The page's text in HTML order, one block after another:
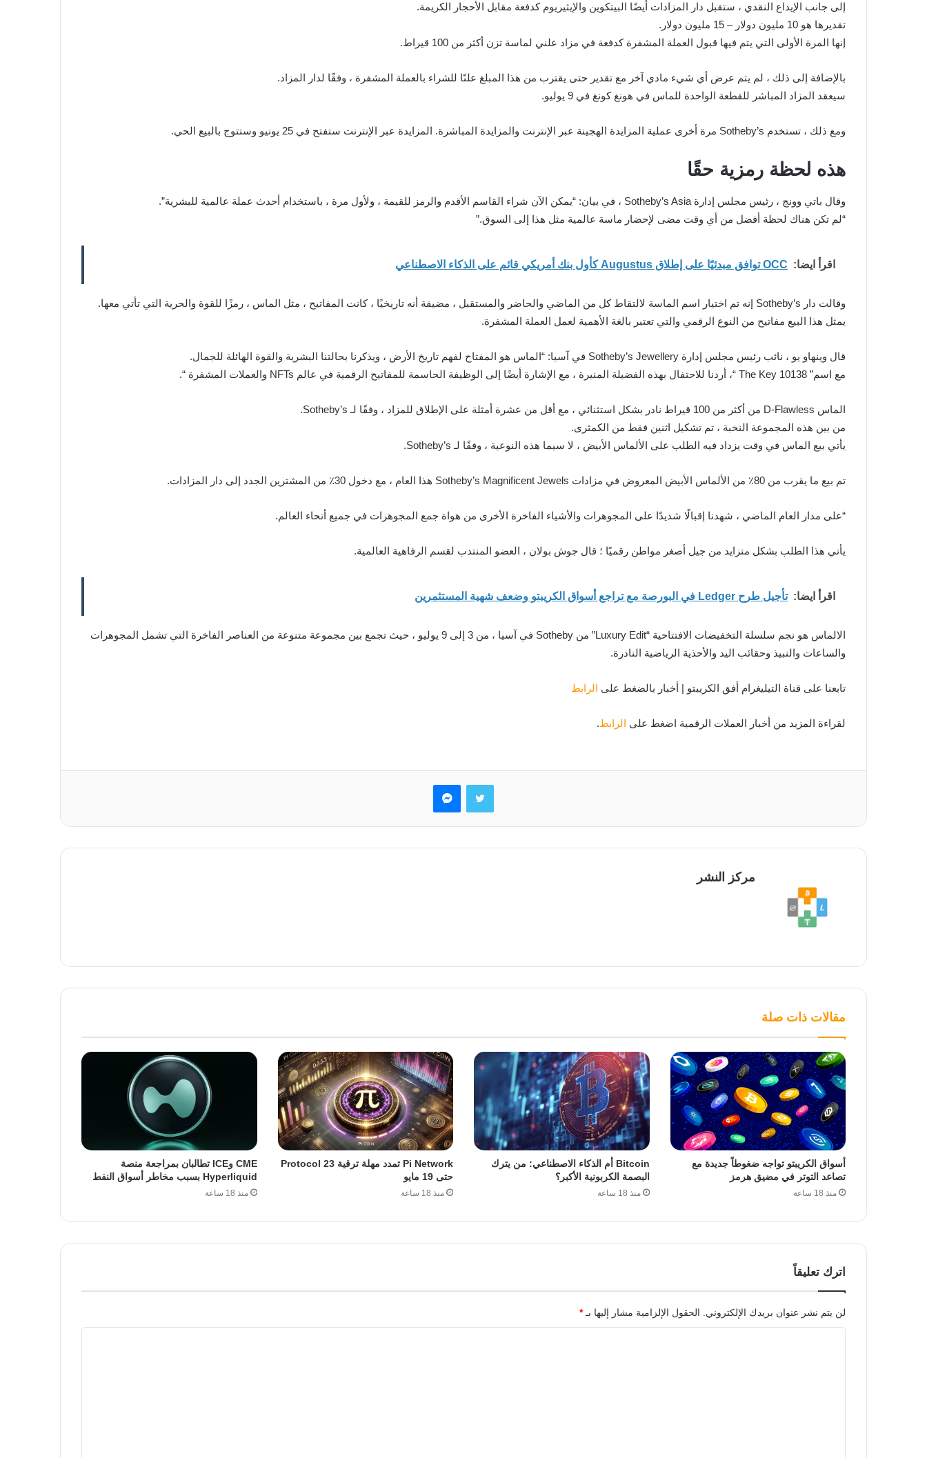
إلى جانب الإيداع النقدي ، ستقبل دار المزادات أيضًا البيتكوين والإيثيريوم كدفعة مقابل الأحجار الكريمة.
تقديرها هو 10 مليون دولار – 15 مليون دولار.
إنها المرة الأولى التي يتم فيها قبول العملة المشفرة كدفعة في مزاد علني لماسة تزن أكثر من 100 قيراط.
بالإضافة إلى ذلك ، لم يتم عرض أي شيء مادي آخر مع تقدير حتى يقترب من هذا المبلغ علنًا للشراء بالعملة المشفرة ، وفقًا لدار المزاد.
سيعقد المزاد المباشر للقطعة الواحدة للماس في هونغ كونغ في 9 يوليو.
ومع ذلك ، تستخدم Sotheby’s مرة أخرى عملية المزايدة الهجينة عبر الإنترنت والمزايدة المباشرة. المزايدة عبر الإنترنت ستفتح في 25 يونيو وستتوج بالبيع الحي.
هذه لحظة رمزية حقًا
وقال باتي وونج ، رئيس مجلس إدارة Sotheby’s Asia ، في بيان: “يمكن الآن شراء القاسم الأقدم والرمز للقيمة ، ولأول مرة ، باستخدام أحدث عملة عالمية للبشرية”.
“لم تكن هناك لحظة أفضل من أي وقت مضى لإحضار ماسة عالمية مثل هذا إلى السوق.”
اقرأ ايضا: OCC توافق مبدئيًا على إطلاق Augustus كأول بنك أمريكي قائم على الذكاء الاصطناعي
وقالت دار Sotheby’s إنه تم اختيار اسم الماسة لالتقاط كل من الماضي والحاضر والمستقبل ، مضيفة أنه تاريخيًا ، كانت المفاتيح ، مثل الماس ، رمزًا للقوة والحرية التي تأتي معها.
يمثل هذا البيع مفاتيح من النوع الرقمي والتي تعتبر بالغة الأهمية لعمل العملة المشفرة.
قال وينهاو يو ، نائب رئيس مجلس إدارة Sotheby’s Jewellery في آسيا: “الماس هو المفتاح لفهم تاريخ الأرض ، ويذكرنا بحالتنا البشرية والقوة الهائلة للجمال.
مع اسم” The Key 10138 “، أردنا للاحتفال بهذه الفضيلة المنيرة ، مع الإشارة أيضًا إلى الوظيفة الحاسمة للمفاتيح الرقمية في عالم NFTs والعملات المشفرة “.
الماس D-Flawless من أكثر من 100 قيراط نادر بشكل استثنائي ، مع أقل من عشرة أمثلة على الإطلاق للمزاد ، وفقًا لـ Sotheby’s.
من بين هذه المجموعة النخبة ، تم تشكيل اثنين فقط من الكمثرى.
يأتي بيع الماس في وقت يزداد فيه الطلب على الألماس الأبيض ، لا سيما هذه النوعية ، وفقًا لـ Sotheby’s.
تم بيع ما يقرب من 80٪ من الألماس الأبيض المعروض في مزادات Sotheby’s Magnificent Jewels هذا العام ، مع دخول 30٪ من المشترين الجدد إلى دار المزادات.
“على مدار العام الماضي ، شهدنا إقبالًا شديدًا على المجوهرات والأشياء الفاخرة الأخرى من هواة جمع المجوهرات في جميع أنحاء العالم.
يأتي هذا الطلب بشكل متزايد من جيل أصغر مواطن رقميًا ؛ قال جوش بولان ، العضو المنتدب لقسم الرفاهية العالمية.
اقرأ ايضا: تأجيل طرح Ledger في البورصة مع تراجع أسواق الكريبتو وضعف شهية المستثمرين
الالماس هو نجم سلسلة التخفيضات الافتتاحية “Luxury Edit” من Sotheby في آسيا ، من 3 إلى 9 يوليو ، حيث تجمع بين مجموعة متنوعة من العناصر الفاخرة التي تشمل المجوهرات
والساعات والنبيذ وحقائب اليد والأحذية الرياضية النادرة.
تابعنا على قناة التيليغرام أفق الكريبتو | أخبار بالضغط على الرابط
لقراءة المزيد من أخبار العملات الرقمية اضغط على الرابط.
تويتر ماسنجر
مركز النشر
مقالات ذات صلة
أسواق الكريبتو تواجه ضغوطاً جديدة مع
تصاعد التوتر في مضيق هرمز
منذ 18 ساعة
Bitcoin أم الذكاء الاصطناعي: من يترك
البصمة الكربونية الأكبر؟
منذ 18 ساعة
Pi Network تمدد مهلة ترقية Protocol 23
حتى 19 مايو
منذ 18 ساعة
CME وICE تطالبان بمراجعة منصة
Hyperliquid بسبب مخاطر أسواق النفط
منذ 18 ساعة
اترك تعليقاً
لن يتم نشر عنوان بريدك الإلكتروني. الحقول الإلزامية مشار إليها بـ*